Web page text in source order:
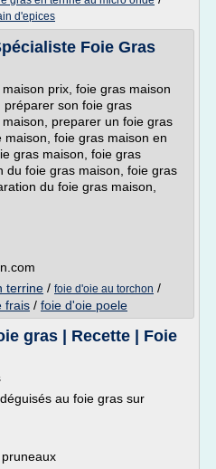
d'epices
Foie Gras
prix, foie gras maison
son foie gras
preparer un foie gras
foie gras maison en
gras maison, foie gras
du foie gras maison, foie gras
du foie gras maison,
terrine / foie d'oie au torchon /
frais / foie d'oie poele
gras | Recette | Foie
au foie gras sur